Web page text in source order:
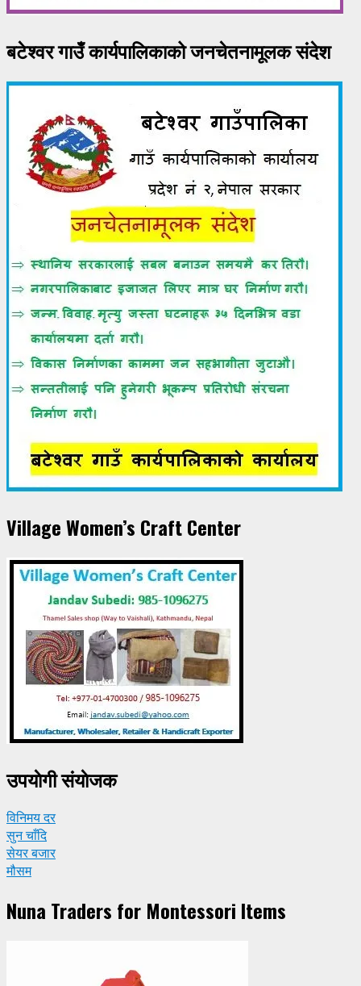
बटेश्वर गाउँ कार्यपालिकाको जनचेतनामूलक संदेश
Village Women’s Craft Center
उपयाेगी संयाेजक
विनिमय दर
सुन चाँदि
सेयर बजार
मौसम
Nuna Traders for Montessori Items